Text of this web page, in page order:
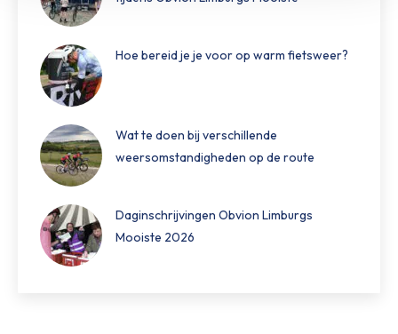
Hoe bereid je je voor op warm fietsweer?
Wat te doen bij verschillende
weersomstandigheden op de route
Daginschrijvingen Obvion Limburgs
Mooiste 2026